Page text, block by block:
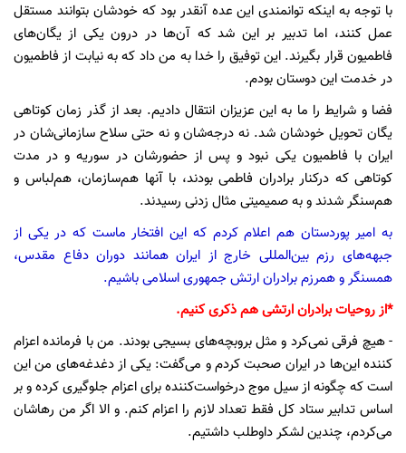
با توجه به اینکه توانمندی این عده آنقدر بود که خودشان بتوانند مستقل
عمل کنند، اما تدبیر بر این شد که آن‌ها در درون یکی از یگان‌های
فاطمیون قرار بگیرند. این توفیق را خدا به من داد که به نیابت از فاطمیون
در خدمت این دوستان بودم.
فضا و شرایط را ما به این عزیزان انتقال دادیم. بعد از گذر زمان کوتاهی
یگان تحویل خودشان شد. نه درجه‌شان و نه حتی سلاح سازمانی‌شان در
ایران با فاطمیون یکی نبود و پس از حضورشان در سوریه و در مدت
کوتاهی که درکنار برادران فاطمی بودند، با آنها هم‌سازمان، هم‌لباس و
هم‌سنگر شدند و به صمیمیتی مثال زدنی رسیدند.
به امیر پوردستان هم اعلام کردم که این افتخار ماست که در یکی از
جبهه‌های رزم بین‌المللی خارج از ایران همانند دوران دفاع مقدس،
همسنگر و همرزم برادران ارتش جمهوری اسلامی باشیم.
*از روحیات برادران ارتشی هم ذکری کنیم.
- هیچ فرقی نمی‌کرد و مثل بروبچه‌های بسیجی بودند. من با فرمانده اعزام
کننده‌ این‌ها در ایران صحبت کردم و می‌گفت: یکی از دغدغه‌های من این
است که چگونه از سیل موج درخواست‌کننده برای اعزام جلوگیری کرده و بر
اساس تدابیر ستاد کل فقط تعداد لازم را اعزام کنم. و الا اگر من رهاشان
می‌کردم، چندین لشکر داوطلب داشتیم.